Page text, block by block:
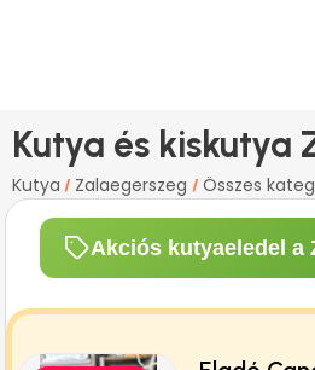
Kutya és kiskutya
Kutya / Zalaegerszeg / Összes
Akciós kutyaeledel a